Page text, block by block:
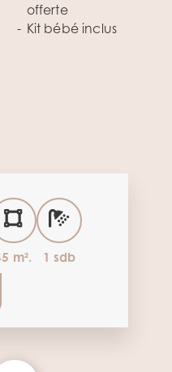
offerte
Kit bébé inclus
m². 1 sdb